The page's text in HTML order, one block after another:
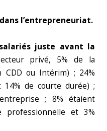
l’entrepreneuriat.
juste avant la
privé, 5% de la
ou Intérim) ; 24%
14% de courte durée) ;
; 8% étaient
professionnelle et 3%